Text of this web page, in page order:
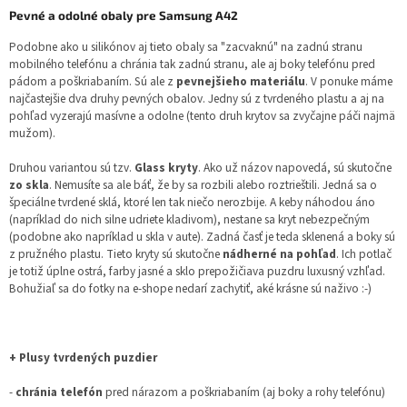
Pevné a odolné obaly pre Samsung A42
Podobne ako u silikónov aj tieto obaly sa "zacvaknú" na zadnú stranu
mobilného telefónu a chránia tak zadnú stranu, ale aj boky telefónu pred
pádom a poškriabaním. Sú ale z pevnejšieho materiálu. V ponuke máme
najčastejšie dva druhy pevných obalov. Jedny sú z tvrdeného plastu a aj na
pohľad vyzerajú masívne a odolne (tento druh krytov sa zvyčajne páči najmä
mužom).
Druhou variantou sú tzv. Glass kryty. Ako už názov napovedá, sú skutočne
zo skla. Nemusíte sa ale báť, že by sa rozbili alebo roztrieštili. Jedná sa o
špeciálne tvrdené sklá, ktoré len tak niečo nerozbije. A keby náhodou áno
(napríklad do nich silne udriete kladivom), nestane sa kryt nebezpečným
(podobne ako napríklad u skla v aute). Zadná časť je teda sklenená a boky sú
z pružného plastu. Tieto kryty sú skutočne nádherné na pohľad. Ich potlač
je totiž úplne ostrá, farby jasné a sklo prepožičiava puzdru luxusný vzhľad.
Bohužiaľ sa do fotky na e-shope nedarí zachytiť, aké krásne sú naživo :-)
+ Plusy tvrdených puzdier
- chránia telefón pred nárazom a poškriabaním (aj boky a rohy telefónu)